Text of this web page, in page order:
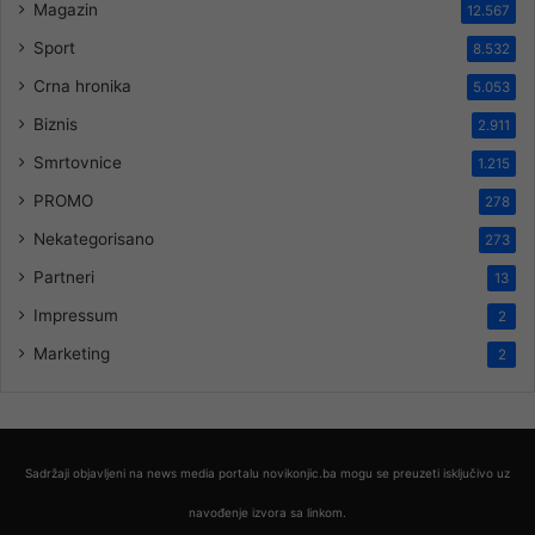
Magazin 12.567
Sport 8.532
Crna hronika 5.053
Biznis 2.911
Smrtovnice 1.215
PROMO 278
Nekategorisano 273
Partneri 13
Impressum 2
Marketing 2
Sadržaji objavljeni na news media portalu novikonjic.ba mogu se preuzeti isključivo uz
navođenje izvora sa linkom.